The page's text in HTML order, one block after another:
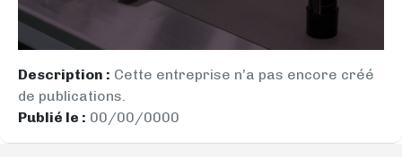
Description : Cette entreprise n’a pas encore créé
de publications.
Publié le : 00/00/0000